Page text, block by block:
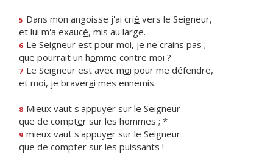
5 Dans mon angoisse j'ai crié vers le Seigneur,
et lui m'a exaucé, mis au large.
6 Le Seigneur est pour moi, je ne crains pas ;
que pourrait un homme contre moi ?
7 Le Seigneur est avec moi pour me défendre,
et moi, je braverai mes ennemis.
8 Mieux vaut s'appuyer sur le Seigneur
que de compter sur les hommes ; *
9 mieux vaut s'appuyer sur le Seigneur
que de compter sur les puissants !